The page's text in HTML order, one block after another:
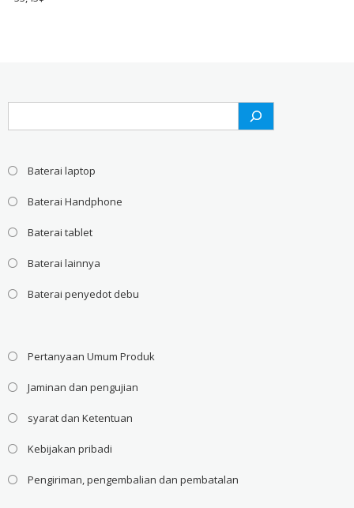
Baterai laptop
Baterai Handphone
Baterai tablet
Baterai lainnya
Baterai penyedot debu
Pertanyaan Umum Produk
Jaminan dan pengujian
syarat dan Ketentuan
Kebijakan pribadi
Pengiriman, pengembalian dan pembatalan